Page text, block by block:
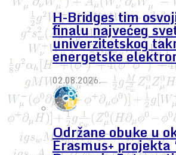
H-Bridges tim
finalu najvećeg
univerzitetskog
energetske
02.08.2026.
Održane obuke u
Erasmus+ projekta